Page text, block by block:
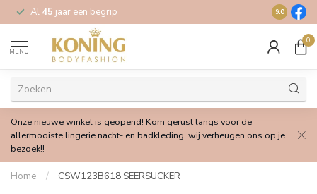
Al 45 jaar een begrip Gratis
9.0
MENU
0
Onze nieuwe winkel is geopend! Kom gerust langs voor de
allermooiste lingerie nacht- en badkleding, wij verheugen ons op je
bezoek!!
Home / CSW123B618 SEERSUCKER